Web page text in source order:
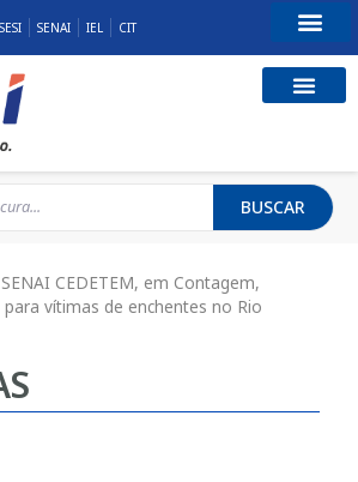
SESI SENAI IEL CIT
BUSCAR
CEDETEM, em Contagem,
vítimas de enchentes no Rio